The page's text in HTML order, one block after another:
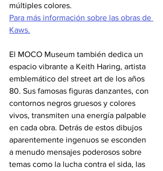
múltiples colores.
Para más información sobre las obras de
Kaws.
El MOCO Museum también dedica un
espacio vibrante a Keith Haring, artista
emblemático del street art de los años
80. Sus famosas figuras danzantes, con
contornos negros gruesos y colores
vivos, transmiten una energía palpable
en cada obra. Detrás de estos dibujos
aparentemente ingenuos se esconden
a menudo mensajes poderosos sobre
temas como la lucha contra el sida, las